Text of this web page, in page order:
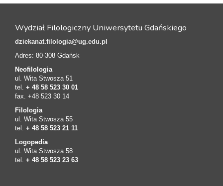
Wydział Filologiczny Uniwersytetu Gdańskiego
dziekanat.filologia@ug.edu.pl
Adres: 80-308 Gdańsk
Neofilologia
ul. Wita Stwosza 51
tel. + 48 58 523 30 01
fax. +48 523 30 14
Filologia
ul. Wita Stwosza 55
tel. + 48 58 523 21 11
Logopedia
ul. Wita Stwosza 58
tel. + 48 58 523 23 63